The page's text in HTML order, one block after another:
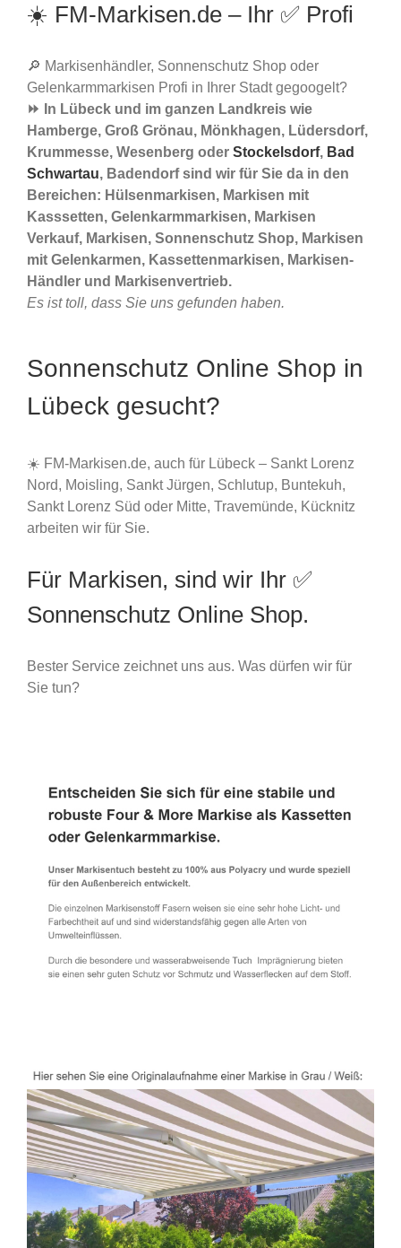
☀️ FM-Markisen.de – Ihr ✅ Profi
🔎 Markisenhändler, Sonnenschutz Shop oder
Gelenkarmmarkisen Profi in Ihrer Stadt gegoogelt?
⏩ In Lübeck und im ganzen Landkreis wie
Hamberge, Groß Grönau, Mönkhagen, Lüdersdorf,
Krummesse, Wesenberg oder Stockelsdorf, Bad
Schwartau, Badendorf sind wir für Sie da in den
Bereichen: Hülsenmarkisen, Markisen mit
Kasssetten, Gelenkarmmarkisen, Markisen
Verkauf, Markisen, Sonnenschutz Shop, Markisen
mit Gelenkarmen, Kassettenmarkisen, Markisen-
Händler und Markisenvertrieb.
Es ist toll, dass Sie uns gefunden haben.
Sonnenschutz Online Shop in
Lübeck gesucht?
☀️ FM-Markisen.de, auch für Lübeck – Sankt Lorenz
Nord, Moisling, Sankt Jürgen, Schlutup, Buntekuh,
Sankt Lorenz Süd oder Mitte, Travemünde, Kücknitz
arbeiten wir für Sie.
Für Markisen, sind wir Ihr ✅
Sonnenschutz Online Shop.
Bester Service zeichnet uns aus. Was dürfen wir für
Sie tun?